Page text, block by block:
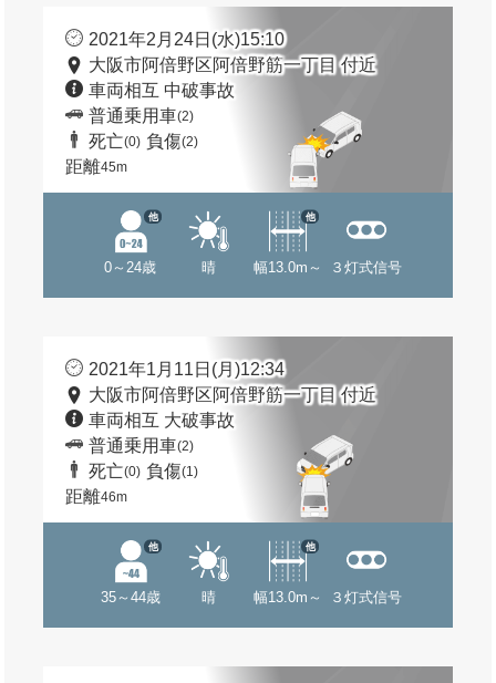
2021年2月24日(水)15:10
大阪市阿倍野区阿倍野筋一丁目 付近
車両相互 中破事故
普通乗用車(2)
死亡(0) 負傷(2)
距離45m
0～24歳
他
晴 幅13.0m～
他
３灯式信号
2021年1月11日(月)12:34
大阪市阿倍野区阿倍野筋一丁目 付近
車両相互 大破事故
普通乗用車(2)
死亡(0) 負傷(1)
距離46m
35～44歳
他
晴 幅13.0m～
他
３灯式信号